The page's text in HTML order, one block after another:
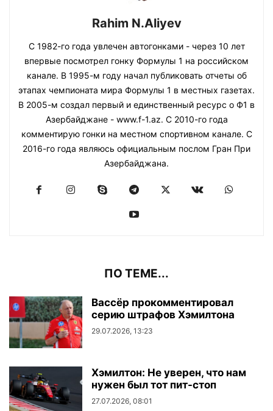
Rahim N.Aliyev
С 1982-го года увлечен автогонками - через 10 лет
впервые посмотрел гонку Формулы 1 на российском
канале. В 1995-м году начал публиковать отчеты об
этапах чемпионата мира Формулы 1 в местных газетах.
В 2005-м создал первый и единственный ресурс о Ф1 в
Азербайджане - www.f-1.az. С 2010-го года
комментирую гонки на местном спортивном канале. С
2016-го года являюсь официальным послом Гран При
Азербайджана.
ПО ТЕМЕ...
Вассёр прокомментировал
серию штрафов Хэмилтона
29.07.2026, 13:23
Хэмилтон: Не уверен, что нам
нужен был тот пит-стоп
27.07.2026, 08:01